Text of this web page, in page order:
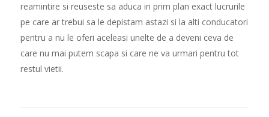
reamintire si reuseste sa aduca in prim plan exact lucrurile
pe care ar trebui sa le depistam astazi si la alti conducatori
pentru a nu le oferi aceleasi unelte de a deveni ceva de
care nu mai putem scapa si care ne va urmari pentru tot
restul vietii.